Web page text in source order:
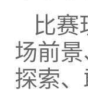
比
场前
探索